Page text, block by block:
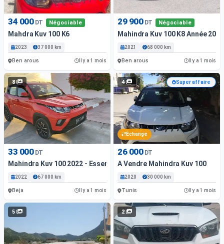
34 000 DT Négociable
Mahdra Kuv 100 K6
2023 37 000 km
Ben arous Il y a 1 mois
29 900 DT Négociable
Mahindra Kuv 100 K8 Année 2021
2021 68 000 km
Ben arous Il y a 1 mois
8
33 000 DT
Mahindra Kuv 100 2022 - Essence
2022 67 000 km
Beja Il y a 1 mois
4
Échange
Super affaire
26 000 DT
A Vendre Mahindra Kuv 100
2020 30 000 km
Tunis Il y a 1 mois
5 2